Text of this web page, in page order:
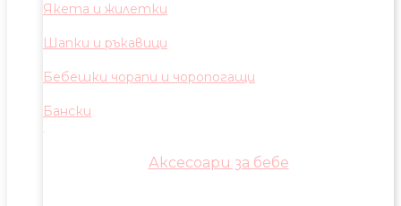
Якета и жилетки
Шапки и ръкавици
Бебешки чорапи и чоропогащи
Бански
Аксесоари за бебе